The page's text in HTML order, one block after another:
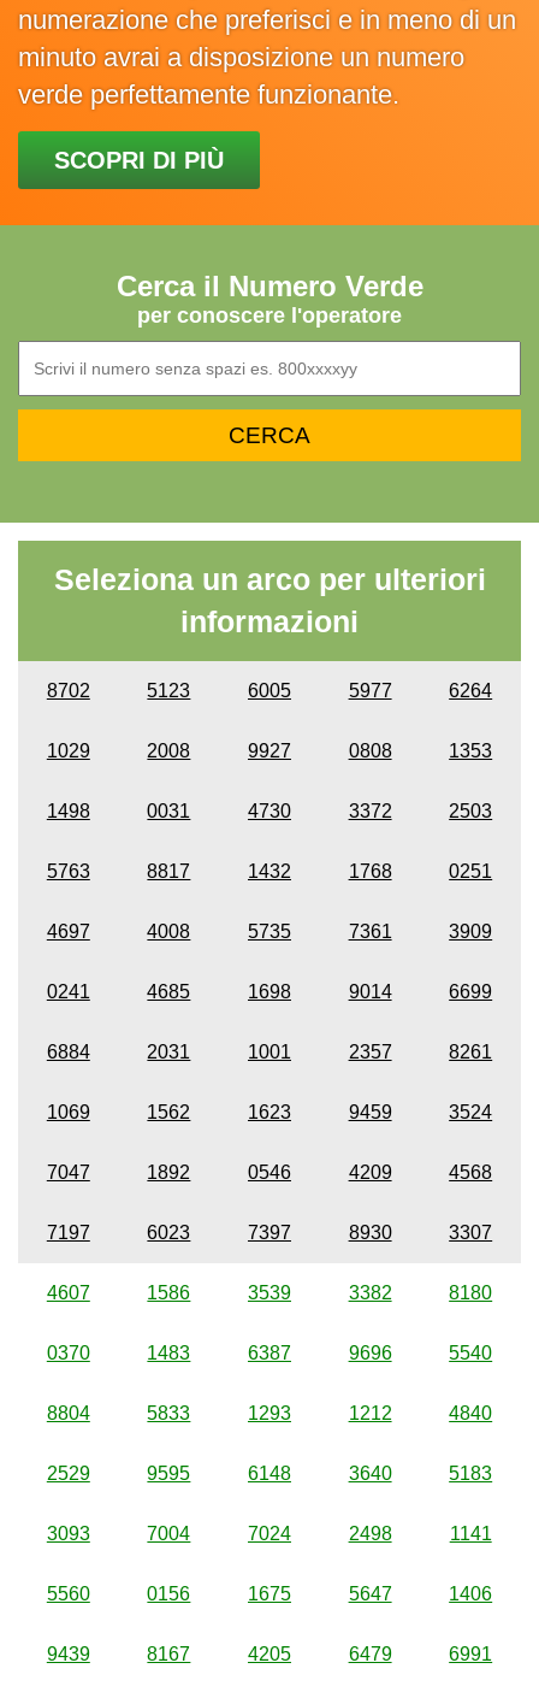
numerazione che preferisci e in meno di un
minuto avrai a disposizione un numero
verde perfettamente funzionante.
SCOPRI DI PIÙ
Cerca il Numero Verde
per conoscere l'operatore
Seleziona un arco per ulteriori
informazioni
8702 5123 6005 5977 6264
1029 2008 9927 0808 1353
1498 0031 4730 3372 2503
5763 8817 1432 1768 0251
4697 4008 5735 7361 3909
0241 4685 1698 9014 6699
6884 2031 1001 2357 8261
1069 1562 1623 9459 3524
7047 1892 0546 4209 4568
7197 6023 7397 8930 3307
4607 1586 3539 3382 8180
0370 1483 6387 9696 5540
8804 5833 1293 1212 4840
2529 9595 6148 3640 5183
3093 7004 7024 2498 1141
5560 0156 1675 5647 1406
9439 8167 4205 6479 6991